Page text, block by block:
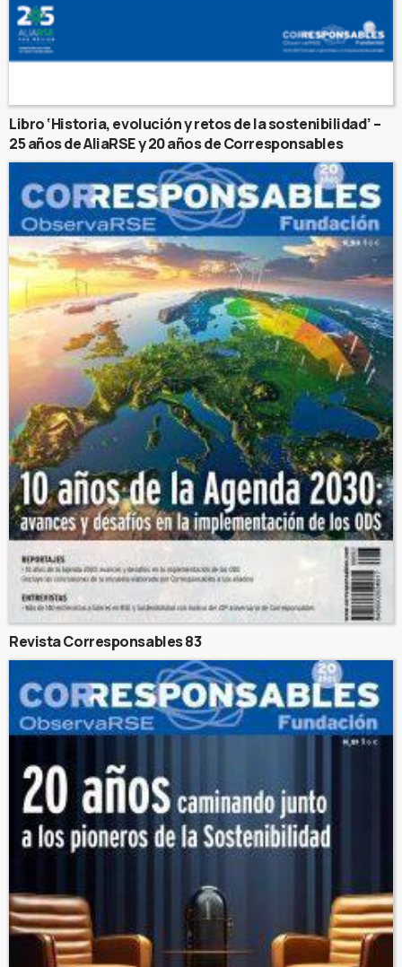
Libro ‘Historia, evolución y retos de la sostenibilidad’ –
25 años de AliaRSE y 20 años de Corresponsables
Revista Corresponsables 83